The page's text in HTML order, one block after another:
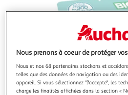
Nous prenons à coeur de protéger
Nous et nos 68 partenaires stockons et
telles que des données de navigation ou des
appareil. Si vous sélectionnez "J'accepte", les
charge les finalités affichées dans la section «